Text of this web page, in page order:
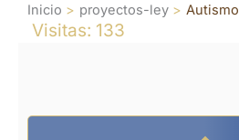
Inicio proyectos-ley Autismo
Visitas: 133